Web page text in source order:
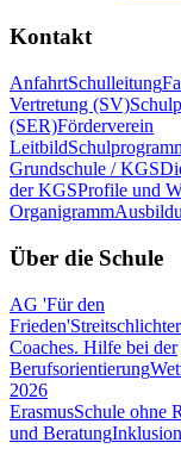
Kontakt
AnfahrtSchulleitung
Vertretung (SV)
(SER)Förderverein
Leitbild
Grundschule / KGS
der KGSProfile und
Organigramm
Über die Schule
AG 'Für den
Frieden'Streitschlichter
Coaches. Hilfe bei der
Berufsorientierung
2026
ErasmusSchule ohne
und BeratungInklusion